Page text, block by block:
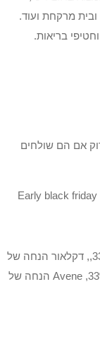
ובית מרקחת ועוד.
בריאות.
אם הם שולחים
Vishy – חסכון של 33%, slim fast- חסכון של 33%,, דקלאור הנחה של
10%, מוצרי שיער של לוריאל וגרנייר חסכון של 33%, Avene הנחה של